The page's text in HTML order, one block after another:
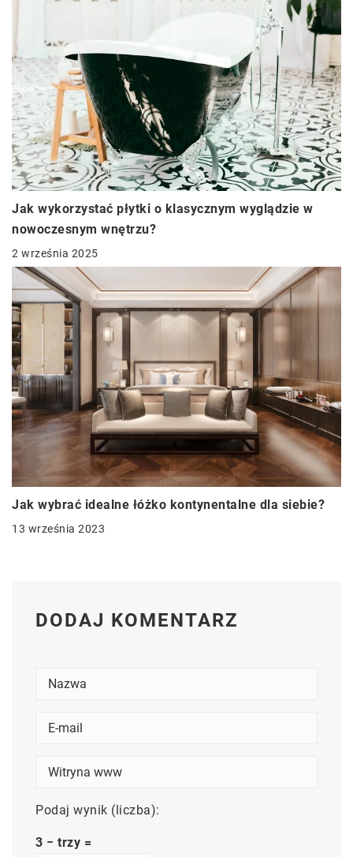
Jak wykorzystać płytki o klasycznym wyglądzie w
nowoczesnym wnętrzu?
2 września 2025
Jak wybrać idealne łóżko kontynentalne dla siebie?
13 września 2023
DODAJ KOMENTARZ
Podaj wynik (liczba):
3 − trzy =